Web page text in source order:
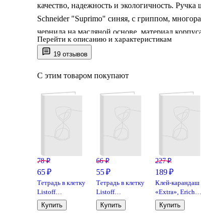
19 отзывов
качество, надежность и экологичность. Ручка
Schneider "Suprimo" синяя, с гриппом,
чернила на масляной основе, материал
тонированный синий. Диаметр пишущего
мм. Длина ручки с колпачком - 144 мм.
Дизайн корпуса подчеркнёт индивидуальность
Перейти к описанию и характеристикам
С этим товаром покупают
78 ₽
65 ₽
Тетрадь в клетку
Listoff
«Классическая
серия» в
Купить
66 ₽
55 ₽
Тетрадь в клетку
Listoff
«Классическая
серия» в
Купить
227 ₽
189 ₽
Клей-карандаш
«Extra», Erich
Krause, 15 г
Купить